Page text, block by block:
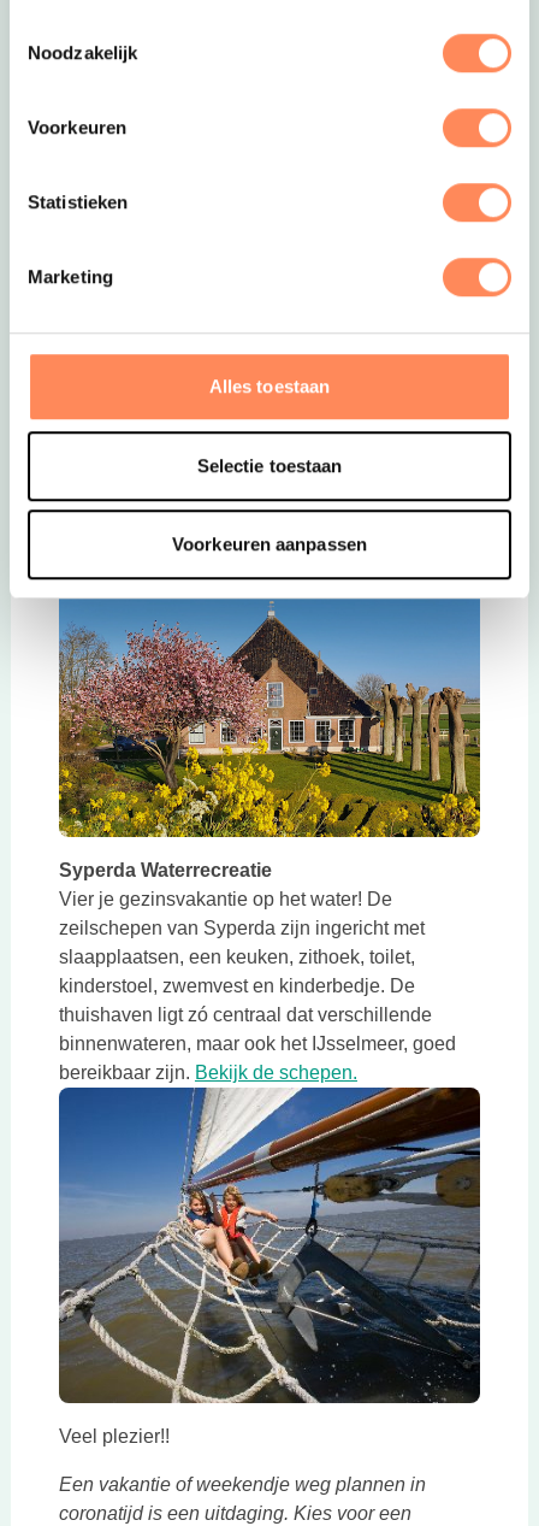
Noodzakelijk
Voorkeuren
Statistieken
Marketing
Alles toestaan
Selectie toestaan
Voorkeuren aanpassen
Huize Nuis
deze prachtige stolpboerderij met gastenverblijf
voor 6 personen. Er kan nog een babybedje bij
indien nodig! Omgeven door water en
Werelderfgoed natuurschoon kom je helemaal tot
tust. De kinderen overigens niet hoor; die mogen
de handjes uit de mouwen steken op de
dat verzorgd moet worden!Lees meer over Huize
NuisDeze link opent in een nieuwe tab
Syperda Waterrecreatie
Vier je gezinsvakantie op het water! De
zeilschepen van Syperda zijn ingericht met
slaapplaatsen, een keuken, zithoek, toilet,
kinderstoel, zwemvest en kinderbedje. De
thuishaven ligt zó centraal dat verschillende
binnenwateren, maar ook het IJsselmeer, goed
bereikbaar zijn. Bekijk de schepen.
Veel plezier!!
Een vakantie of weekendje weg plannen in
coronatijd is een uitdaging. Kies voor een